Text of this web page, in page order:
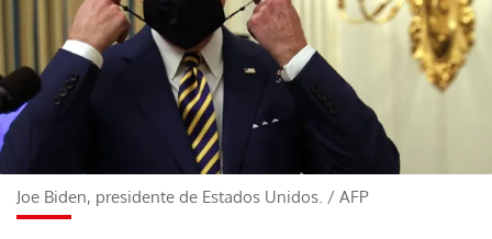
Joe Biden, presidente de Estados Unidos. / AFP